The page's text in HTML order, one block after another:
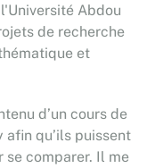
Abdou
de recherche
et
d’un cours de
qu’ils puissent
se comparer. Il me